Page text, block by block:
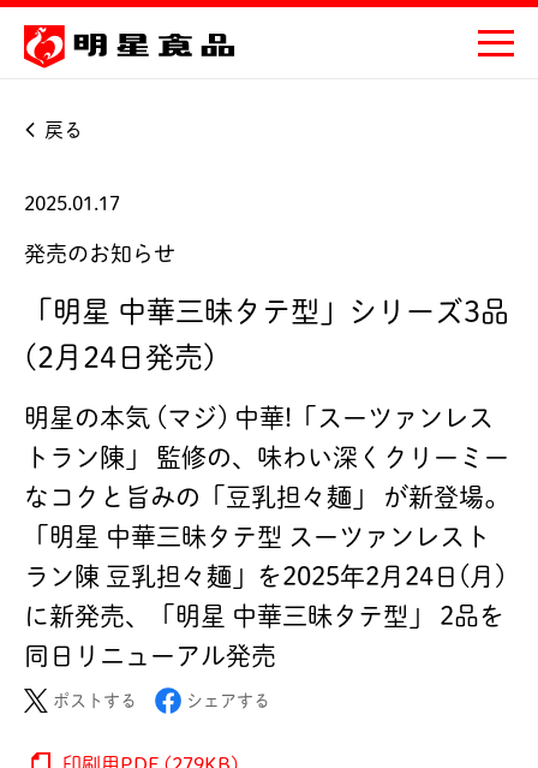
戻る
2025.01.17
発売のお知らせ
「明星 中華三昧タテ型」シリーズ3品
(2月24日発売)
明星の本気 (マジ) 中華!「スーツァンレス
トラン陳」 監修の、味わい深くクリーミー
なコクと旨みの「豆乳担々麺」 が新登場。
「明星 中華三昧タテ型 スーツァンレスト
ラン陳 豆乳担々麺」を2025年2月24日(月)
に新発売、「明星 中華三昧タテ型」 2品を
同日リニューアル発売
ポストする シェアする